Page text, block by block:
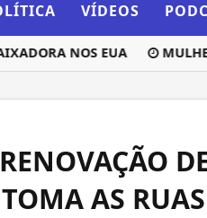
VÍDEOS
NOS EUA
AS